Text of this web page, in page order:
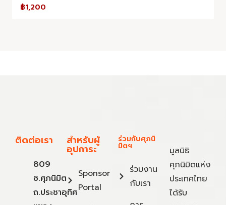
฿1,200
ติดต่อเรา
809
ซ.ศุภนิมิต
ถ.ประชาอุทิศ
สำหรับผู้
อุปการะ
Sponsor
Portal
ร่วมกับศุภนิ
มิตฯ
ร่วมงาน
กับเรา
มูลนิธิ
ศุภนิมิตแห่ง
ประเทศไทย
ได้รับ